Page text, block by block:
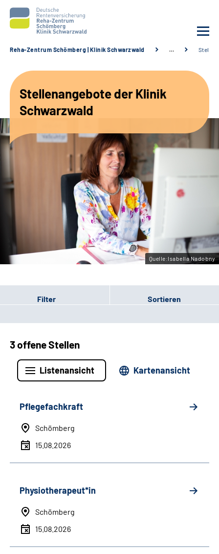
Unsere Angebote
Karriere
Sozialdienste & Zuweisende
Leichte Sprache
Gebärdensprache
Reha-Zentrum Schömberg | Klinik Schwarzwald …
Stellenangebote der Klinik
Schwarzwald
Quelle:Isabella Nadobny
Filter Sortieren
3 offene Stellen
Listenansicht Kartenansicht
Pflegefachkraft
Schömberg
15.08.2026
Physiotherapeut*in
Schömberg
15.08.2026